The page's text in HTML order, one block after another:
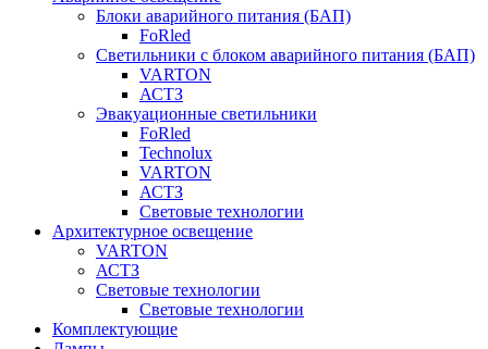
Блоки аварийного питания (БАП)
FoRled
Светильники с блоком аварийного питания (БАП)
VARTON
АСТЗ
Эвакуационные светильники
FoRled
Technolux
VARTON
АСТЗ
Световые технологии
Архитектурное освещение
VARTON
АСТЗ
Световые технологии
Световые технологии
Комплектующие